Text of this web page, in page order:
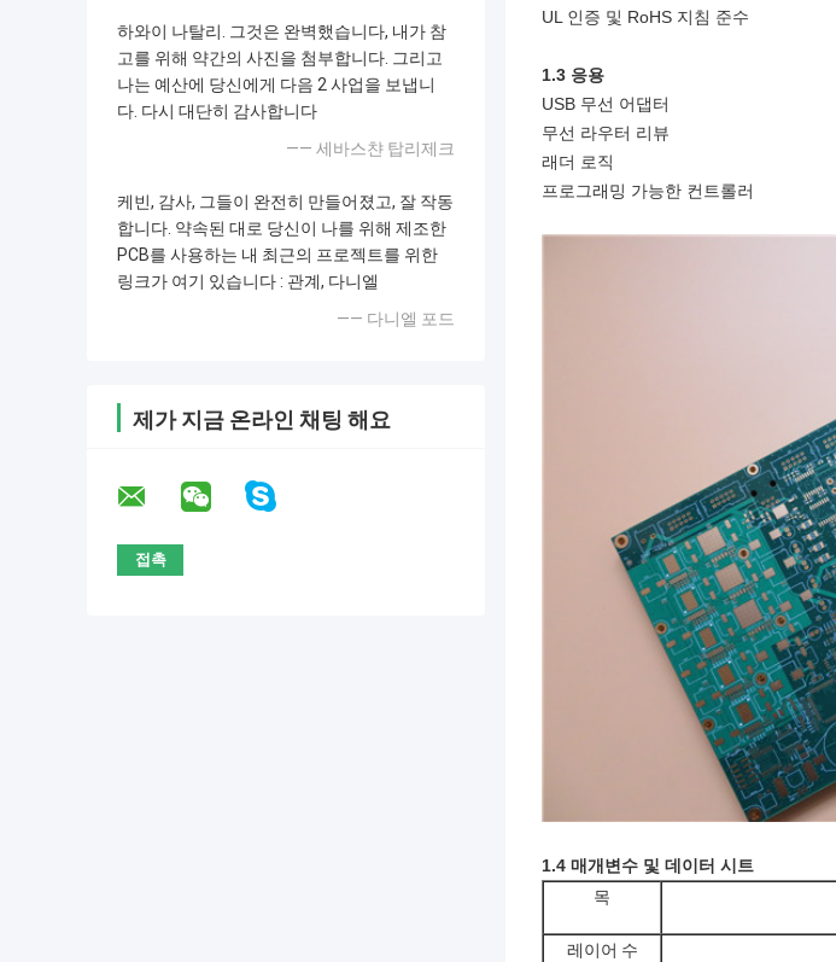
하와이 나탈리. 그것은 완벽했습니다, 내가 참
고를 위해 약간의 사진을 첨부합니다. 그리고
나는 예산에 당신에게 다음 2 사업을 보냅니
다. 다시 대단히 감사합니다
—— 세바스챤 탑리제크
케빈, 감사, 그들이 완전히 만들어졌고, 잘 작동
합니다. 약속된 대로 당신이 나를 위해 제조한
PCB를 사용하는 내 최근의 프로젝트를 위한
링크가 여기 있습니다 : 관계, 다니엘
—— 다니엘 포드
제가 지금 온라인 채팅 해요
UL 인증 및 RoHS 지침 준수
1.3 응용
USB 무선 어댑터
무선 라우터 리뷰
래더 로직
프로그래밍 가능한 컨트롤러
1.4 매개변수 및 데이터 시트
목
레이어 수